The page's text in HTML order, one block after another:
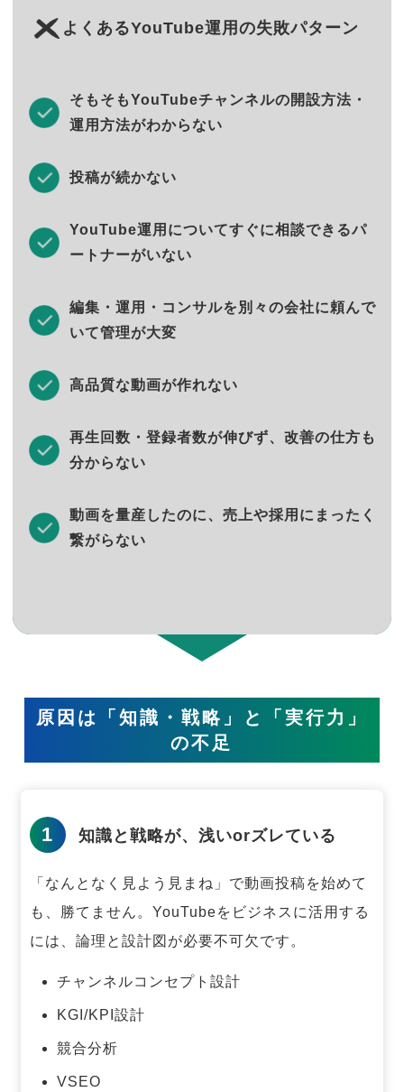
よくあるYouTube運用の失敗パターン
そもそもYouTubeチャンネルの開設方法・
運用方法がわからない
投稿が続かない
YouTube運用についてすぐに相談できるパ
ートナーがいない
編集・運用・コンサルを別々の会社に頼んで
いて管理が大変
高品質な動画が作れない
再生回数・登録者数が伸びず、改善の仕方も
分からない
動画を量産したのに、売上や採用にまったく
繋がらない
原因は「知識・戦略」と「実行力」
の不足
1 知識と戦略が、浅いorズレている
「なんとなく見よう見まね」で動画投稿を始めて
も、勝てません。 YouTubeをビジネスに活用する
には、論理と設計図が必要不可欠です。
チャンネルコンセプト設計
KGI/KPI設計
競合分析
VSEO